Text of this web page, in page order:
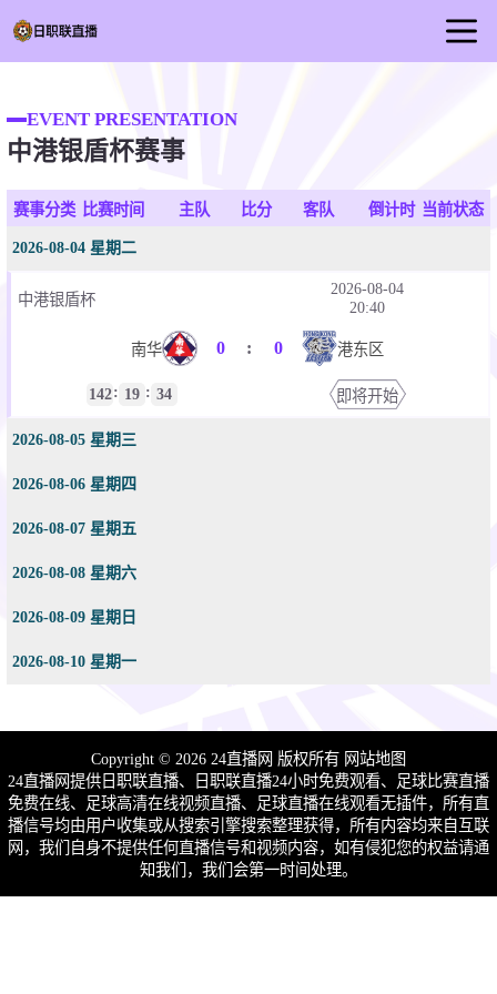
日职联直播
足球直播
篮球直播
足球视频
EVENT PRESENTATION
中港银盾杯赛事
赛事分类 比赛时间 主队 比分 客队 倒计时 当前状态
2026-08-04 星期二
中港银盾杯
2026-08-04
20:40
南华 0 : 0 港东区
142: 19 : 34 即将开始
2026-08-05 星期三
2026-08-06 星期四
2026-08-07 星期五
2026-08-08 星期六
2026-08-09 星期日
2026-08-10 星期一
Copyright © 2026 24直播网 版权所有 网站地图
24直播网提供日职联直播、日职联直播24小时免费观看、足球比赛直播
免费在线、足球高清在线视频直播、足球直播在线观看无插件，所有直
播信号均由用户收集或从搜索引擎搜索整理获得，所有内容均来自互联
网，我们自身不提供任何直播信号和视频内容，如有侵犯您的权益请通
知我们，我们会第一时间处理。